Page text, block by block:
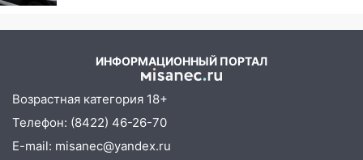
19:43
деревья в парке «Победы»
Пепелище на Балтийской: в
Заволжье ульяновские спасатели
ликвидировали крупный пожар
17:15 Прогноз погоды на 10 августа в
Ульяновской области
ИНФОРМАЦИОННЫЙ ПОРТАЛ
Возрастная категория 18+
Телефон: (8422) 46-26-70
E-mail: misanec@yandex.ru